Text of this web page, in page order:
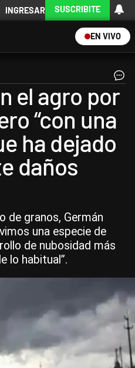
INGRESAR SUSCRIBITE
EN VIVO
el agro por
“con una
ha dejado
daños
de granos, Germán
una especie de
de nubosidad más
lo habitual”.